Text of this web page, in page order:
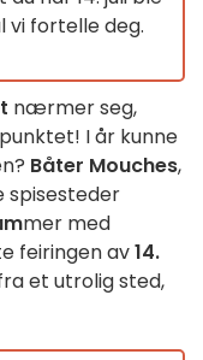
vi fortelle deg.
nærmer seg,
I år kunne
Båter Mouches,
spisesteder
mer med
feiringen av14.
et utrolig sted,